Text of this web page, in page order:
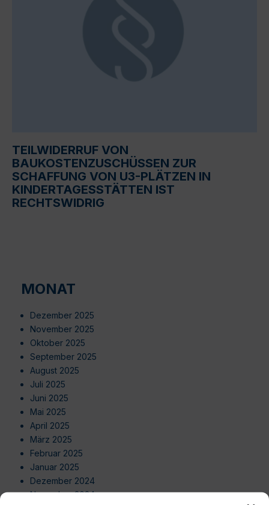
TEILWIDERRUF VON
BAUKOSTENZUSCHÜSSEN ZUR
SCHAFFUNG VON U3-PLÄTZEN IN
KINDERTAGESSTÄTTEN IST
RECHTSWIDRIG
MONAT
Dezember 2025
November 2025
Oktober 2025
September 2025
August 2025
Juli 2025
Juni 2025
Mai 2025
April 2025
März 2025
Februar 2025
Januar 2025
Dezember 2024
November 2024